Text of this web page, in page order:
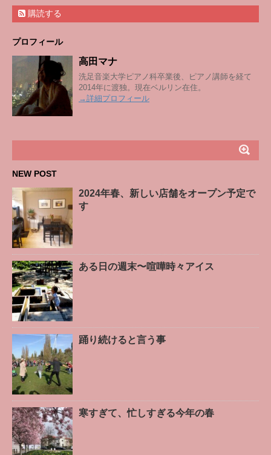
購読する
プロフィール
高田マナ
洗足音楽大学ピアノ科卒業後、ピアノ講師を経て
2014年に渡独。現在ベルリン在住。
→詳細プロフィール
NEW POST
2024年春、新しい店舗をオープン予定で
す
ある日の週末〜喧嘩時々アイス
踊り続けると言う事
寒すぎて、忙しすぎる今年の春